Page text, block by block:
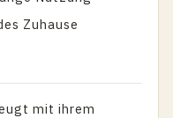
Zuhause
mit ihrem